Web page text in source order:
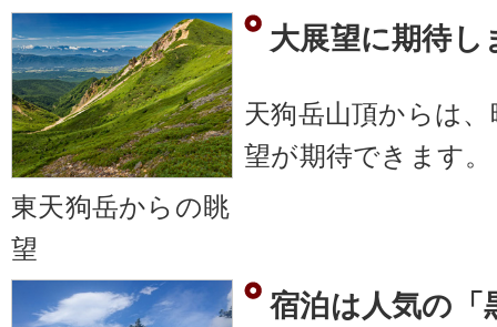
東天狗岳からの眺
望
大展望に期待し
天狗岳山頂からは
望が期待できます。
宿泊は人気の「